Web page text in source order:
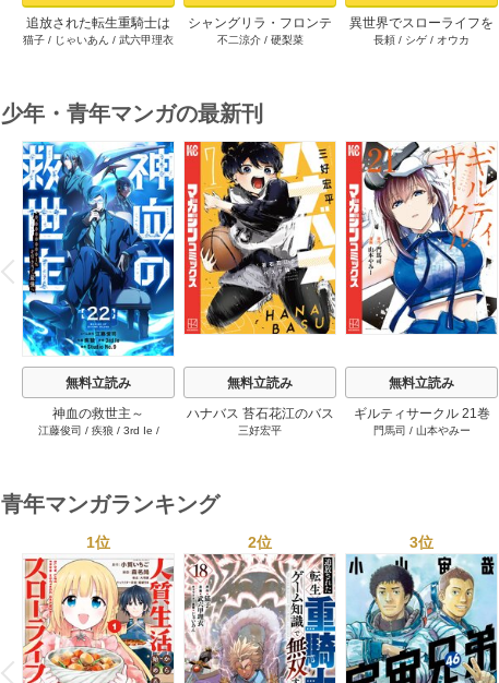
追放された転生重騎士は
ゲーム知識で無双する
猫子 / じゃいあん / 武六甲理衣
シャングリラ・フロンテ
ィア（１） ～クソゲー
不二涼介/ 硬梨菜
異世界でスローライフを
（願望） 1
長頼 / シゲ / オウカ
少年・青年マンガの最新刊
P
r
e
v
i
o
u
s
無料立読み
神血の救世主～
0.00000001％を引き当て
江藤俊司 / 疾狼 / 3rd Ie /
無料立読み
ハナバス 苔石花江のバス
ケ論 7巻
三好宏平
無料立読み
ギルティサークル 21巻
門馬司 / 山本やみー
青年マンガランキング
P
r
e
v
i
o
u
s
1位 2位 3位